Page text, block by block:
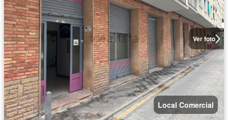
Ver foto
Local Comercial